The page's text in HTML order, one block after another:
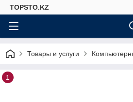
TOPSTO.KZ
Товары и услуги
1